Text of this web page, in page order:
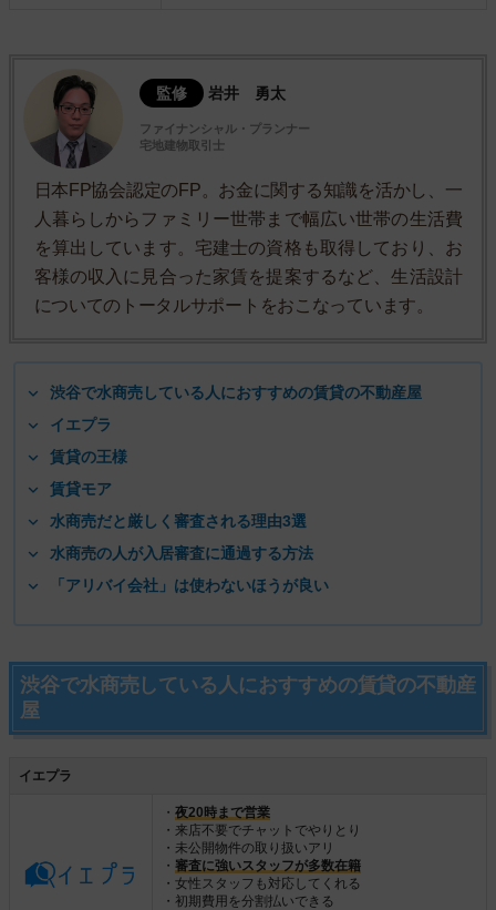
監修 岩井 勇太
ファイナンシャル・プランナー
宅地建物取引士
日本FP協会認定のFP。お金に関する知識を活かし、一
人暮らしからファミリー世帯まで幅広い世帯の生活費
を算出しています。宅建士の資格も取得しており、お
客様の収入に見合った家賃を提案するなど、生活設計
についてのトータルサポートをおこなっています。
渋谷で水商売している人におすすめの賃貸の不動産屋
イエプラ
賃貸の王様
賃貸モア
水商売だと厳しく審査される理由3選
水商売の人が入居審査に通過する方法
「アリバイ会社」は使わないほうが良い
渋谷で水商売している人におすすめの賃貸の不動産
屋
イエプラ
・ 夜20時まで営業
・来店不要でチャットでやりとり
・未公開物件の取り扱いアリ
・ 審査に強いスタッフが多数在籍
・女性スタッフも対応してくれる
・初期費用を分割払いできる